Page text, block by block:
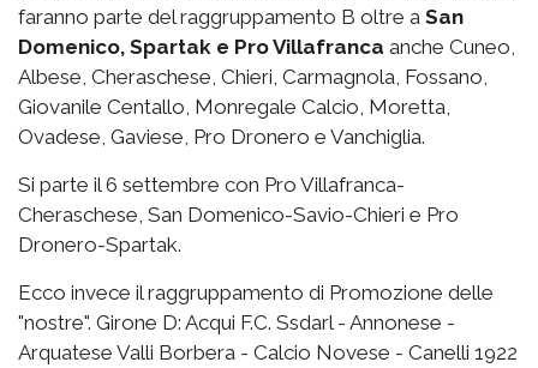
faranno parte del raggruppamento B oltre a San
Domenico, Spartak e Pro Villafranca anche Cuneo,
Albese, Cheraschese, Chieri, Carmagnola, Fossano,
Giovanile Centallo, Monregale Calcio, Moretta,
Ovadese, Gaviese, Pro Dronero e Vanchiglia.
Si parte il 6 settembre con Pro Villafranca-
Cheraschese, San Domenico-Savio-Chieri e Pro
Dronero-Spartak.
Ecco invece il raggruppamento di Promozione delle
"nostre". Girone D: Acqui F.C. Ssdarl - Annonese -
Arquatese Valli Borbera - Calcio Novese - Canelli 1922